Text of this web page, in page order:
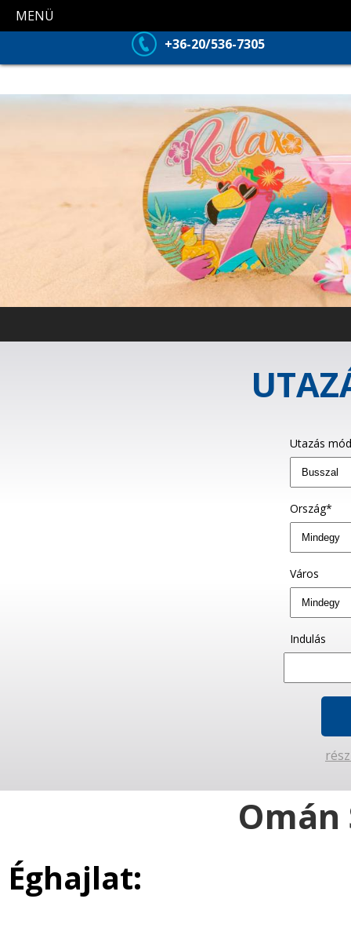
MENÜ
+36-20/536-7305
Utazás
Ország*
Város
Indulás
Omán
Éghajlat: